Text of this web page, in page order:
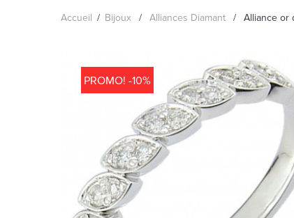
Accueil / Bijoux / Alliances Diamant / Alliance or
PROMO! -10%